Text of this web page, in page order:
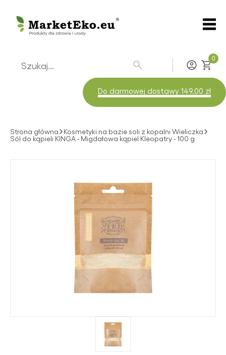
Zaloguj
0
Do darmowej dostawy 149.00 zł
Strona główna
Kosmetyki na bazie soli z kopalni Wieliczka
Sól do kąpieli KINGA - Migdałowa kąpiel Kleopatry - 100 g